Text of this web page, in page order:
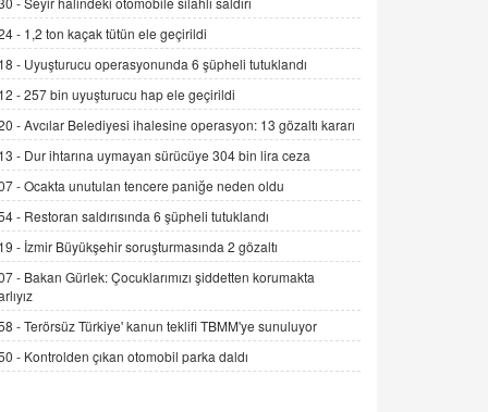
Trump Keşke Adana'yı da Ziyaret Etse...
06.07.2026 13:00
ADEM AKÖL
Esed Destekçilerinin Yüzüne Vurulan
Şamar: Sednaya
11.12.2024 12:30
DR. EKREM ASLAN
Gerçek Ne, Algı Ne? "Beraber
Yürüyoruz" Cümlesinin Peşinden
19.07.2025 12:45
GÖNÜL MENEKŞE
Şifacının Yolu
04.11.2025 12:56
- 1,2 ton kaçak tütün ele geçirildi
- Uyuşturucu operasyonunda 6 şüpheli tutuklandı
-257 bin uyuşturucu hap ele geçirildi
-Avcılar Belediyesi ihalesine operasyon: 13 gözaltı kararı
- Dur ihtarına uymayan sürücüye 304 bin lira ceza
-Ocakta unutulan tencere paniğe neden oldu
- Restoran saldırısında 6 şüpheli tutuklandı
- İzmir Büyükşehir soruşturmasında 2 gözaltı
- Bakan Gürlek: Çocuklarımızı şiddetten korumakta
-Terörsüz Türkiye' kanun teklifi TBMM'ye sunuluyor
- Kontrolden çıkan otomobil parka daldı